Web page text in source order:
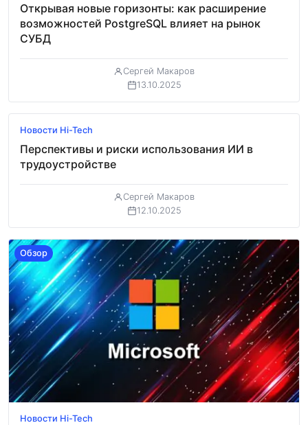
Открывая новые горизонты: как расширение
возможностей PostgreSQL влияет на рынок
СУБД
Сергей Макаров
13.10.2025
Обзор
Новости Hi-Tech
Перспективы и риски использования ИИ в
трудоустройстве
Сергей Макаров
12.10.2025
Обзор
Новости Hi-Tech